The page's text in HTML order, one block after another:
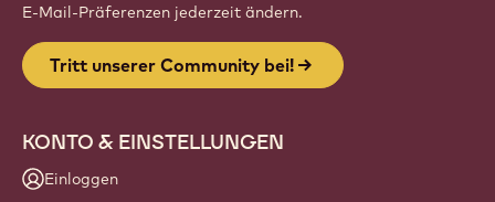
E-Mail-Präferenzen jederzeit ändern.
Tritt unserer Community bei!
KONTO & EINSTELLUNGEN
Einloggen